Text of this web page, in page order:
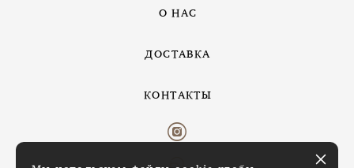
О НАС
ДОСТАВКА
КОНТАКТЫ